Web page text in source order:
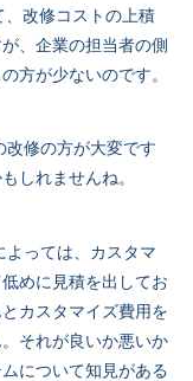
改修コストの上積
、企業の担当者の側
方が少ないのです。
改修の方が大変です
しれませんね。
よっては、カスタマ
めに見積を出してお
カスタマイズ費用を
それが良いか悪いか
について知見がある